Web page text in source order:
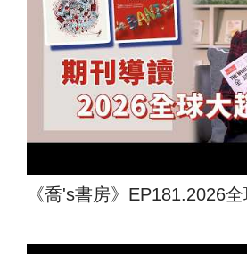
《喬's書房》EP181.2026